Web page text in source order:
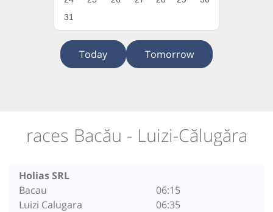
31
Today Tomorrow
races Bacău - Luizi-Călugăra
Holias SRL
Bacau
Luizi Calugara
06:15
06:35